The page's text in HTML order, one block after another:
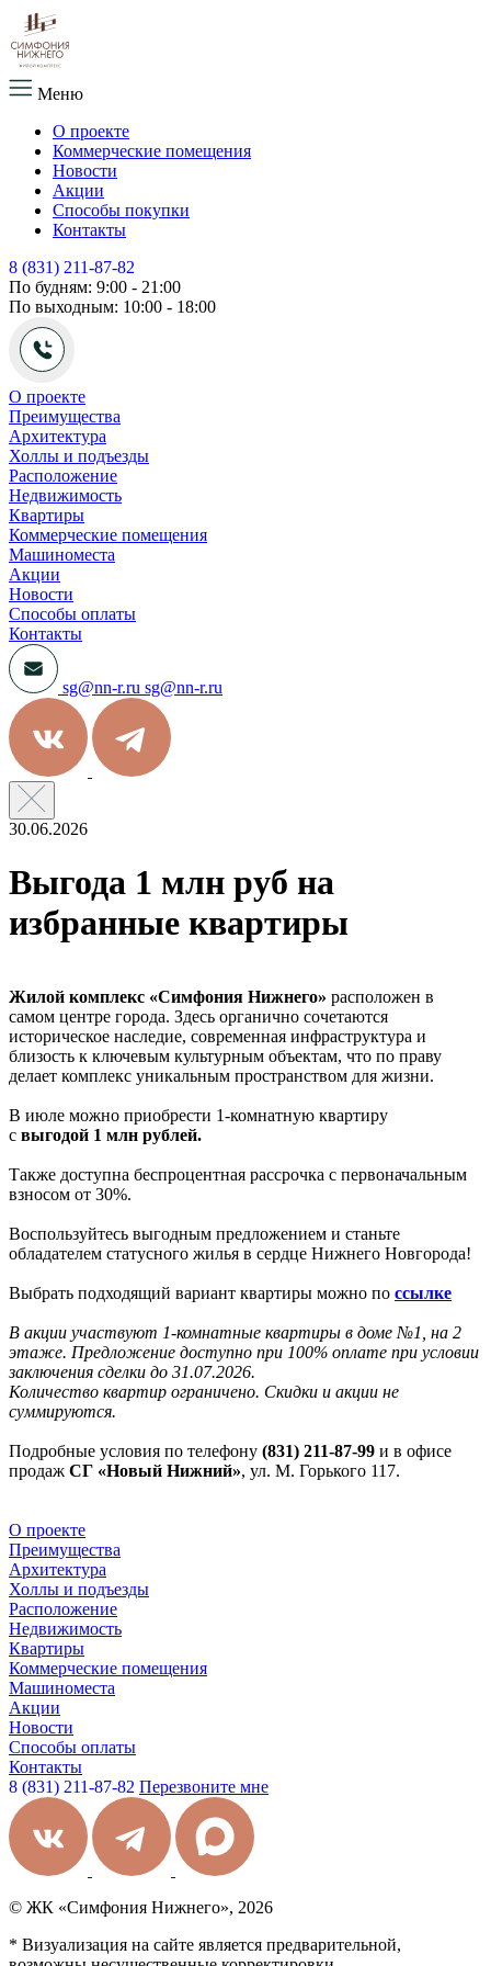
Меню
О проекте
Коммерческие помещения
Новости
Акции
Способы покупки
Контакты
8 (831) 211-87-82
По будням: 9:00 - 21:00
По выходным: 10:00 - 18:00
О проекте
Преимущества
Архитектура
Холлы и подъезды
Расположение
Недвижимость
Квартиры
Коммерческие помещения
Машиноместа
Акции
Новости
Способы оплаты
Контакты
sg@nn-r.ru sg@nn-r.ru
30.06.2026
Выгода 1 млн руб на
избранные квартиры
Жилой комплекс «Симфония Нижнего» расположен в
самом центре города. Здесь органично сочетаются
историческое наследие, современная инфраструктура и
близость к ключевым культурным объектам, что по праву
делает комплекс уникальным пространством для жизни.
В июле можно приобрести 1-комнатную квартиру
с выгодой 1 млн рублей.
Также доступна беспроцентная рассрочка с первоначальным
взносом от 30%.
Воспользуйтесь выгодным предложением и станьте
обладателем статусного жилья в сердце Нижнего Новгорода!
Выбрать подходящий вариант квартиры можно по ссылке
В акции участвуют 1-комнатные квартиры в доме №1, на 2
этаже. Предложение доступно при 100% оплате при условии
заключения сделки до 31.07.2026.
Количество квартир ограничено. Скидки и акции не
суммируются.
Подробные условия по телефону (831) 211-87-99 и в офисе
продаж СГ «Новый Нижний», ул. М. Горького 117.
О проекте
Преимущества
Архитектура
Холлы и подъезды
Расположение
Недвижимость
Квартиры
Коммерческие помещения
Машиноместа
Акции
Новости
Способы оплаты
Контакты
8 (831) 211-87-82 Перезвоните мне
© ЖК «Симфония Нижнего», 2026
* Визуализация на сайте является предварительной,